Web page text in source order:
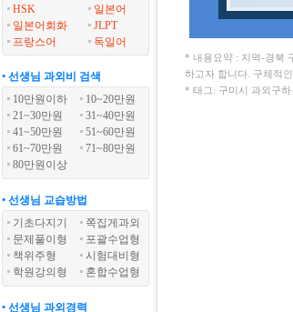
HSK
일본어
일본어회화
JLPT
프랑스어
독일어
• 선생님 과외비 검색
10만원이하
10~20만원
21~30만원
31~40만원
41~50만원
51~60만원
61~70만원
71~80만원
80만원이상
• 선생님 교습방법
기초다지기
쪽집게과외
문제풀이형
포괄수업형
책위주형
시험대비형
학원강의형
혼합수업형
• 선생님 과외경력
* 내용요약 : 지역-경북
하고자 합니다. 구체적
* 태그: 구미시 과외구